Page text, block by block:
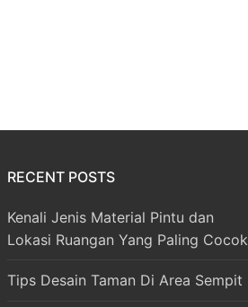
RECENT POSTS
Kenali Jenis Material Pintu dan
Lokasi Ruangan Yang Paling Cocok
Tips Desain Taman Di Area Sempit